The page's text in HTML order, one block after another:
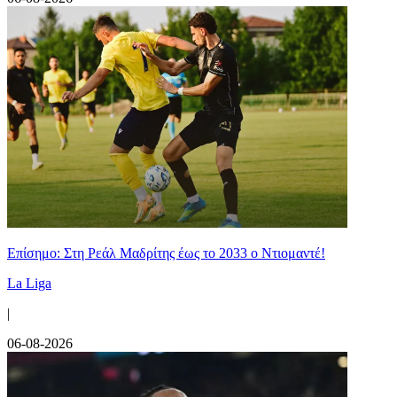
Επίσημο: Στη Ρεάλ Μαδρίτης έως το 2033 ο Ντιομαντέ!
La Liga
|
06-08-2026